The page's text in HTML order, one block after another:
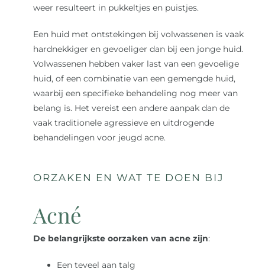
weer resulteert in pukkeltjes en puistjes.
Een huid met ontstekingen bij volwassenen is vaak
hardnekkiger en gevoeliger dan bij een jonge huid.
Volwassenen hebben vaker last van een gevoelige
huid, of een combinatie van een gemengde huid,
waarbij een specifieke behandeling nog meer van
belang is. Het vereist een andere aanpak dan de
vaak traditionele agressieve en uitdrogende
behandelingen voor jeugd acne.
ORZAKEN EN WAT TE DOEN BIJ
Acné
De belangrijkste oorzaken van acne zijn:
Een teveel aan talg